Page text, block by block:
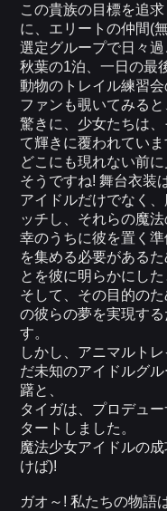
この貴族の目標を追
に、エリートの仲間(
選定グループで日々過
秋葉の1泊、一日の最
動物のトレイル練習
ファンも覗いてみると
驚きに、少女たちは
て輝きに覆われていま
どこにも現れない前
そうですね! 舞台衣装
アイドルだけでなく
ッチし、それらの魔
幸のうちに彼を置く
を集める必要がある
とを彼に明らかにした
そして、その目的の
の彼らの夢を実現す
す。
しかし、アニマルト
だ未知のアイドルグ
躇と、
タイガは、プロデュ
タートしました。
魔法少女アイドルの
けば)!
ガオ～! 私たちの物語